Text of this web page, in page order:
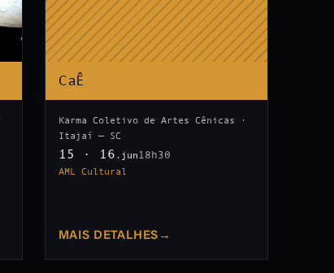
CaÊ
Karma Coletivo de Artes Cênicas ·
Itajaí — SC
15 · 16 .jun18h30
AML Cultural
MAIS DETALHES →